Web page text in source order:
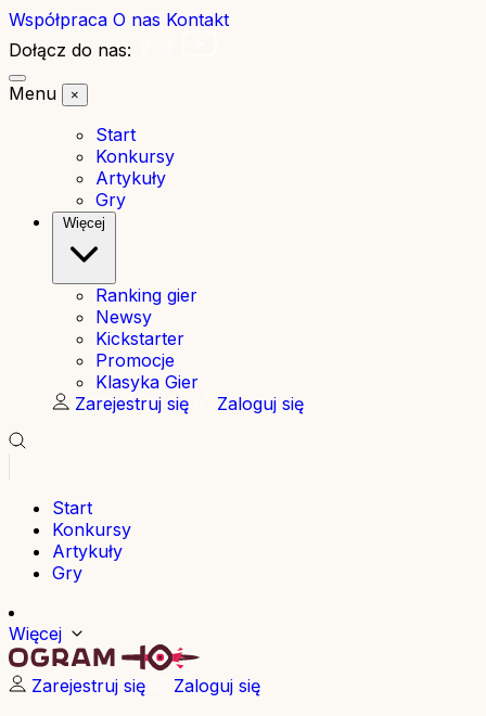
Współpraca O nas Kontakt
Dołącz do nas:
Menu
×
Start
Konkursy
Artykuły
Gry
Więcej
Ranking gier
Newsy
Kickstarter
Promocje
Klasyka Gier
Zarejestruj się
Zaloguj się
Start
Konkursy
Artykuły
Gry
Więcej
Zarejestruj się Zaloguj się